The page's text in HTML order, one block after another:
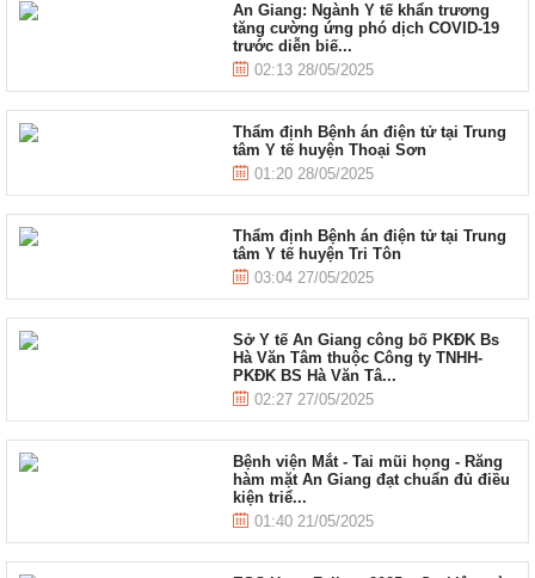
An Giang: Ngành Y tế khẩn trương
tăng cường ứng phó dịch COVID-19
trước diễn biế...
02:13 28/05/2025
Thẩm định Bệnh án điện tử tại Trung
tâm Y tế huyện Thoại Sơn
01:20 28/05/2025
Thẩm định Bệnh án điện tử tại Trung
tâm Y tế huyện Tri Tôn
03:04 27/05/2025
Sở Y tế An Giang công bố PKĐK Bs
Hà Văn Tâm thuộc Công ty TNHH-
PKĐK BS Hà Văn Tâ...
02:27 27/05/2025
Bệnh viện Mắt - Tai mũi họng - Răng
hàm mặt An Giang đạt chuẩn đủ điều
kiện triể...
01:40 21/05/2025